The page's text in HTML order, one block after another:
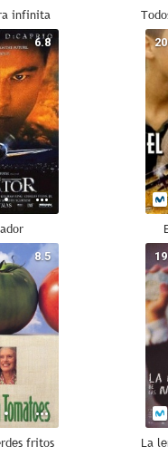
infinita
6.8
8.5
fritos